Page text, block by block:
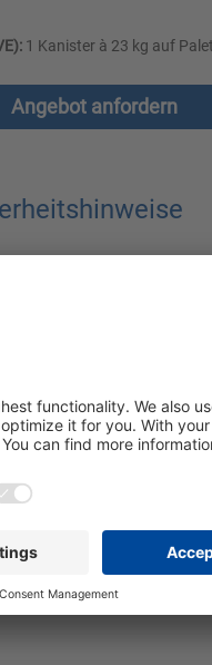
1 Kanister à 23 kg auf
Angebot anfordern
durch das
aus Fett, Eiweiß und
und
deutlich
muss, dass der
Schaum erzielt.